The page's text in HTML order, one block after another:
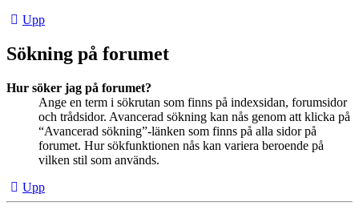
Upp
Sökning på forumet
Hur söker jag på forumet?
Ange en term i sökrutan som finns på indexsidan, forumsidor
och trådsidor. Avancerad sökning kan nås genom att klicka på
“Avancerad sökning”-länken som finns på alla sidor på
forumet. Hur sökfunktionen nås kan variera beroende på
vilken stil som används.
Upp